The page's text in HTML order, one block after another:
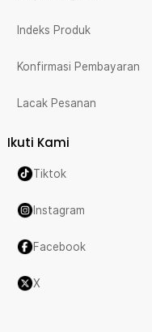
Indeks Produk
Konfirmasi Pembayaran
Lacak Pesanan
Ikuti Kami
Tiktok
Instagram
Facebook
X